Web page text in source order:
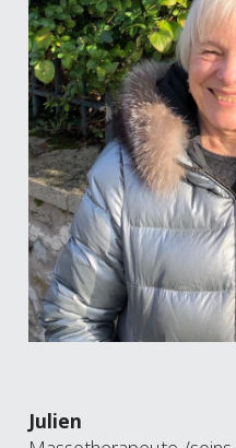
Julien